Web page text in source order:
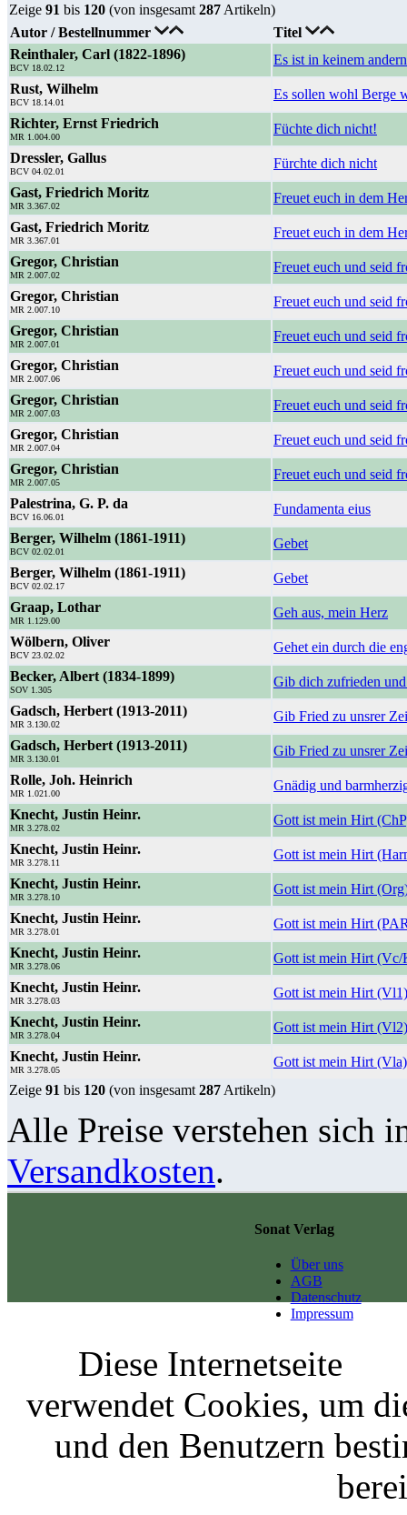
Zeige 91 bis 120 (von insgesamt 287 Artikeln)
Autor / Bestellnummer
Titel
Reinthaler, Carl (1822-1896)
BCV 18.02.12
Es ist in keinem
Rust, Wilhelm
BCV 18.14.01
Es sollen wohl Berge
Richter, Ernst Friedrich
MR 1.004.00
Füchte dich nicht!
Dressler, Gallus
BCV 04.02.01
Fürchte dich nicht
Gast, Friedrich Moritz
MR 3.367.02
Freuet euch in dem
Gast, Friedrich Moritz
MR 3.367.01
Freuet euch in dem
Gregor, Christian
MR 2.007.02
Freuet euch und seid
Gregor, Christian
MR 2.007.10
Freuet euch und seid
Gregor, Christian
MR 2.007.01
Freuet euch und seid
Gregor, Christian
MR 2.007.06
Freuet euch und seid
Gregor, Christian
MR 2.007.03
Freuet euch und seid
Gregor, Christian
MR 2.007.04
Freuet euch und seid
Gregor, Christian
MR 2.007.05
Freuet euch und seid
Palestrina, G. P. da
BCV 16.06.01
Fundamenta eius
Berger, Wilhelm (1861-1911)
BCV 02.02.01
Gebet
Berger, Wilhelm (1861-1911)
BCV 02.02.17
Gebet
Graap, Lothar
MR 1.129.00
Geh aus, mein Herz
Wölbern, Oliver
BCV 23.02.02
Gehet ein durch die
Becker, Albert (1834-1899)
SOV 1.305
Gib dich zufrieden
Gadsch, Herbert (1913-2011)
MR 3.130.02
Gib Fried zu unsrer
Gadsch, Herbert (1913-2011)
MR 3.130.01
Gib Fried zu unsrer
Rolle, Joh. Heinrich
MR 1.021.00
Gnädig und
Knecht, Justin Heinr.
MR 3.278.02
Gott ist mein Hirt
Knecht, Justin Heinr.
MR 3.278.11
Gott ist mein Hirt
Knecht, Justin Heinr.
MR 3.278.10
Gott ist mein Hirt
Knecht, Justin Heinr.
MR 3.278.01
Gott ist mein Hirt
Knecht, Justin Heinr.
MR 3.278.06
Gott ist mein Hirt (Vc/
Knecht, Justin Heinr.
MR 3.278.03
Gott ist mein Hirt (Vl1)
Knecht, Justin Heinr.
MR 3.278.04
Gott ist mein Hirt (Vl2)
Knecht, Justin Heinr.
MR 3.278.05
Gott ist mein Hirt (Vla)
Zeige 91 bis 120 (von insgesamt 287 Artikeln)
Alle Preise verstehen sich
Versandkosten.
Sonat Verlag
Über uns
AGB
Datenschutz
Impressum
Diese Internetseite
verwendet Cookies, um
und den Benutzern